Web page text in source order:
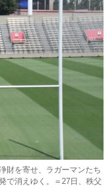
財を寄せ、ラガーマンたち
で消えゆく。＝27日、秩父